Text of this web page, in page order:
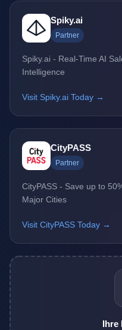
Spiky.ai
Partner
Spiky.ai - Real-Time AI
Intelligence
Visit Spiky.ai Today →
CityPASS
Partner
CityPASS - Save up to
Major Cities
Visit CityPASS Today →
Ihre